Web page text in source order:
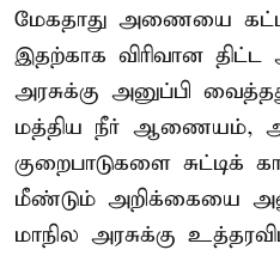
மேகதாது அணையை கட்ட
இதற்காக விரிவான
அரசுக்கு அனுப்பி
மத்திய நீர் ஆணையம்,
குறைபாடுகளை சுட்டிக்
மீண்டும் அறிக்கையை
மாநில அரசுக்கு